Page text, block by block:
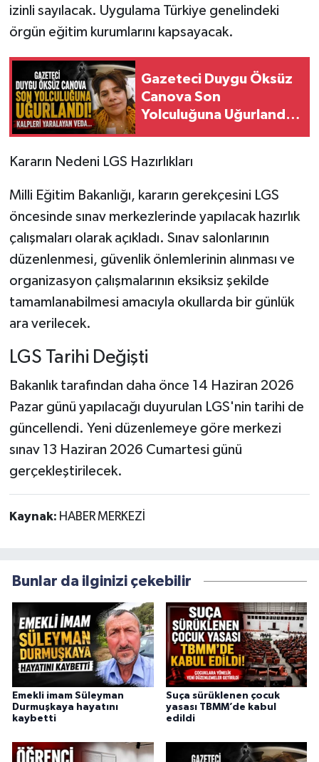
izinli sayılacak. Uygulama Türkiye genelindeki
örgün eğitim kurumlarını kapsayacak.
Gazeteci Duygu Öksüz
Canova Son
Yolculuğuna Uğurlandı!
Kararın Nedeni LGS Hazırlıkları
Milli Eğitim Bakanlığı, kararın gerekçesini LGS
öncesinde sınav merkezlerinde yapılacak hazırlık
çalışmaları olarak açıkladı. Sınav salonlarının
düzenlenmesi, güvenlik önlemlerinin alınması ve
organizasyon çalışmalarının eksiksiz şekilde
tamamlanabilmesi amacıyla okullarda bir günlük
ara verilecek.
LGS Tarihi Değişti
Bakanlık tarafından daha önce 14 Haziran 2026
Pazar günü yapılacağı duyurulan LGS'nin tarihi de
güncellendi. Yeni düzenlemeye göre merkezi
sınav 13 Haziran 2026 Cumartesi günü
gerçekleştirilecek.
Kaynak: HABER MERKEZİ
Bunlar da ilginizi çekebilir
Emekli imam Süleyman
Durmuşkaya hayatını
kaybetti
Suça sürüklenen çocuk
yasası TBMM’de kabul
edildi